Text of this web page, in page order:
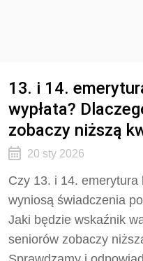
13. i 14.
wypłata?
zobaczy niższą
20 sty 2026
Czy 13. i 14.
wyniosą świadczenia
Jaki będzie wskaźnik
seniorów zobaczy